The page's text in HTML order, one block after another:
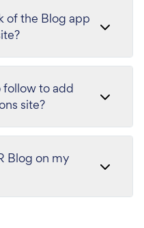
of the Blog app
follow to add
site?
Blog on my